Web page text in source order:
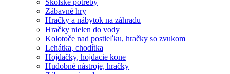
Zábavné hry
Hračky a nábytok na záhradu
Hračky nielen do vody
Kolotoče nad postieľku, hračky so zvukom
Lehátka, chodítka
Hojdačky, hojdacie kone
Hudobné nástroje, hračky